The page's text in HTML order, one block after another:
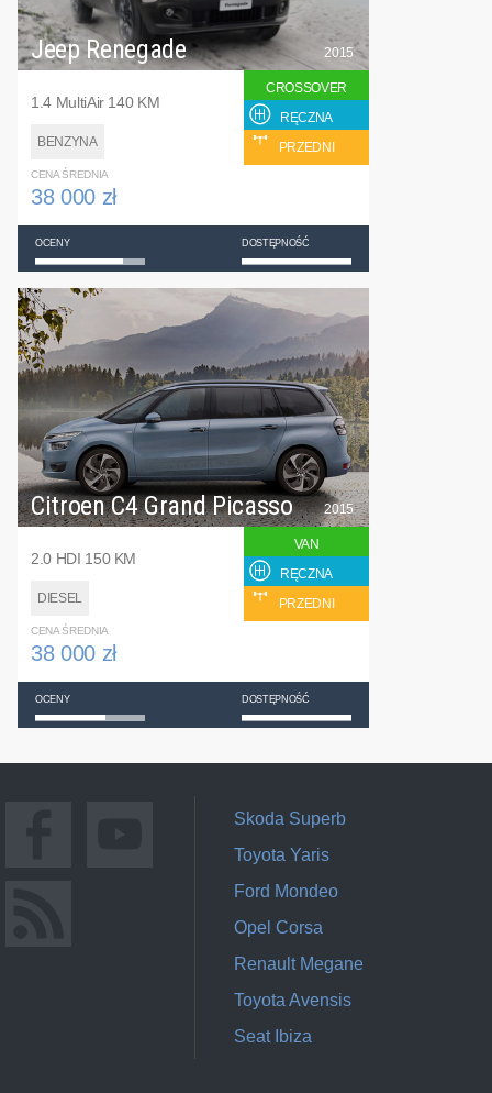
Jeep Renegade
1.4 MultiAir 140 KM
BENZYNA
2015
CROSSOVER
RĘCZNA
PRZEDNI
CENA ŚREDNIA
38 000 zł
OCENY DOSTĘPNOŚĆ
Citroen C4 Grand Picasso
2.0 HDI 150 KM
DIESEL
2015
VAN
RĘCZNA
PRZEDNI
CENA ŚREDNIA
38 000 zł
OCENY DOSTĘPNOŚĆ
Skoda Superb
Toyota Yaris
Ford Mondeo
Opel Corsa
Renault Megane
Toyota Avensis
Seat Ibiza